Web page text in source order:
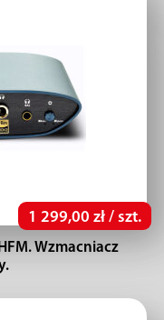
1 299,00 zł / szt.
Wzmacniacz